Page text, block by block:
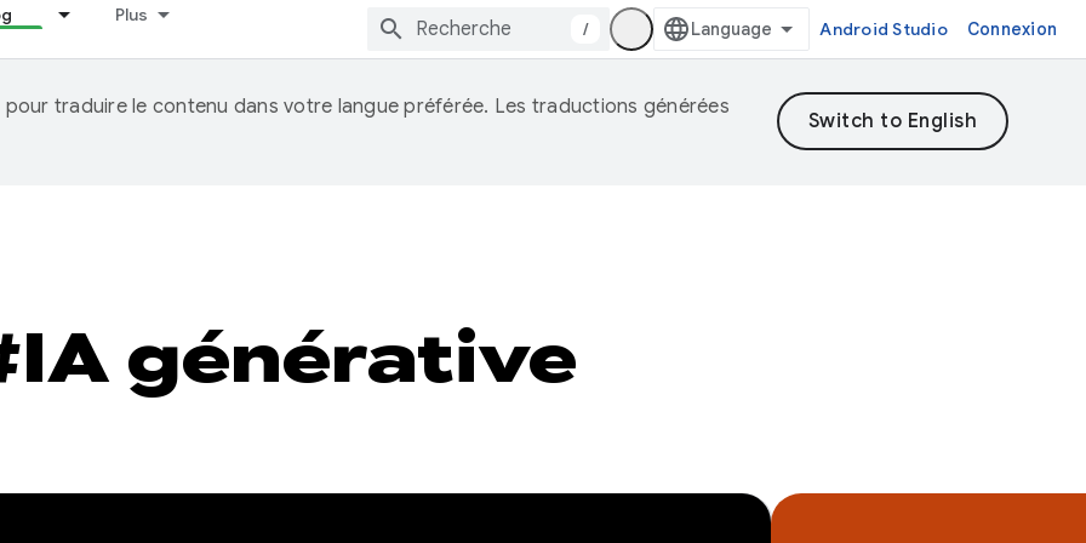
Plus
/ Android Studio Connexion
traduire le contenu dans votre langue préférée. Les traductions générées
générative